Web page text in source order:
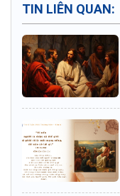
TIN LIÊN QUAN: